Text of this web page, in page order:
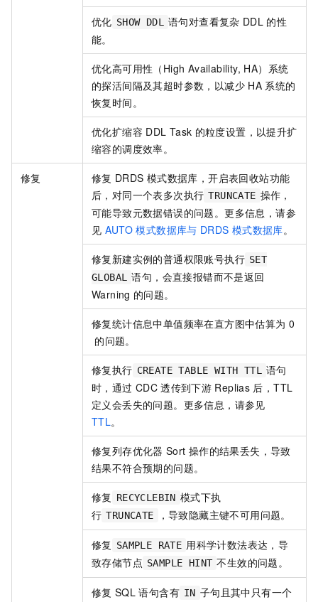
优化 SHOW DDL 语句对查看复杂 DDL 的性
能。
优化高可用性（High Availability, HA）系统
的探活间隔及其超时参数，以减少 HA 系统的
恢复时间。
优化扩缩容 DDL Task 的粒度设置，以提升扩
缩容的调度效率。
修复 修复 DRDS 模式数据库，开启表回收站功能
后，对同一个表多次执行 TRUNCATE 操作，
可能导致元数据错误的问题。更多信息，请参
见 AUTO 模式数据库与 DRDS 模式数据库。
修复新建实例的普通权限账号执行 SET
GLOBAL
语句，会直接报错而不是返回
Warning 的问题。
修复统计信息中单值频率在直方图中估算为 0
的问题。
修复执行 CREATE TABLE WITH TTL
语句
时，通过 CDC 透传到下游 Replias 后，TTL
定义会丢失的问题。更多信息，请参见
TTL。
修复列存优化器 Sort 操作的结果丢失，导致
结果不符合预期的问题。
修复 RECYCLEBIN 模式下执
行 TRUNCATE ，导致隐藏主键不可用问题。
修复 SAMPLE RATE 用科学计数法表达，导
致存储节点 SAMPLE HINT 不生效的问题。
修复 SQL 语句含有 IN 子句且其中只有一个